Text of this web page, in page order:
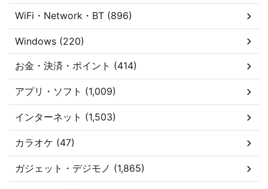
WiFi・Network・BT (896)
Windows (220)
お金・決済・ポイント (414)
アプリ・ソフト (1,009)
インターネット (1,503)
カラオケ (47)
ガジェット・デジモノ (1,865)